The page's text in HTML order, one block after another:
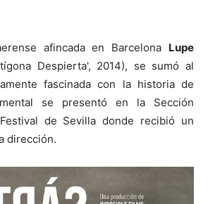
afincada en Barcelona Lupe
Despierta', 2014), se sumó al
fascinada con la historia de
se presentó en la Sección
de Sevilla donde recibió un
dirección.